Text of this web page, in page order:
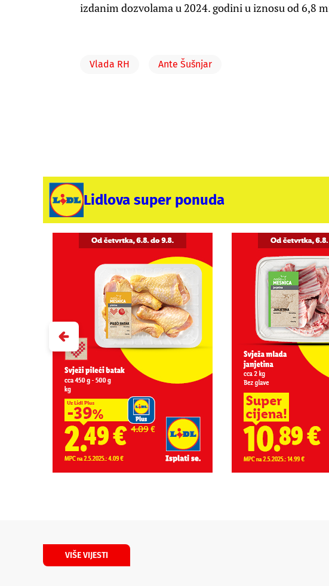
izdanim dozvolama u 2024. godini u iznosu od 6,8
Vlada RH Ante Šušnjar
Lidlova super ponuda
VIŠE VIJESTI